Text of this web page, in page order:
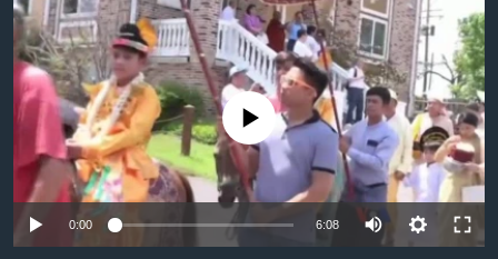
ကျော်
ကြည့်
ရန်
ပင်မ
ညွန်း
စာမျက်နှာ
ကျော်
အမေရိကန်သုံးအီဒီယံ
မကြေးမုံရဲ့ အင်္ဂလိပ်စာ
ရုပ်ရှင်ထဲက အင်္ဂလိပ်စာ
သုတပဒေသာ အင်္ဂလိပ်စာ
အပတ်စဉ်ကဏ္ဍများ
ရေဒီယို
တီဗွီ
ရေဒီယိုနှင့်ရုပ်သံ အချက်အလက်များ
ရေဒီယို/တီဗွီအစီအစဉ်
Learning English
ဗွီအိုအေ လူမှုကွန်ယက်များ
No media source currently available
0:00 6:08